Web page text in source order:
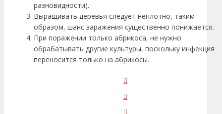
разновидности).
Выращивать деревья следует неплотно, таким
образом, шанс заражения существенно понижается.
При поражении только абрикоса, не нужно
обрабатывать другие культуры, поскольку инфекция
переносится только на абрикосы.